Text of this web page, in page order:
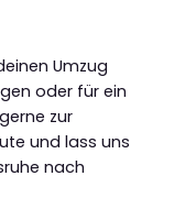
Umzug
oder für ein
zur
und lass uns
nach